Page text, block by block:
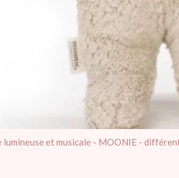
lumineuse et musicale - MOONIE -